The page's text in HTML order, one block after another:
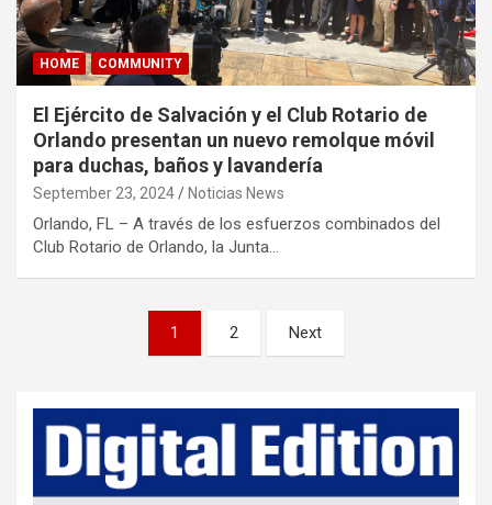
HOME COMMUNITY
El Ejército de Salvación y el Club Rotario de
Orlando presentan un nuevo remolque móvil
para duchas, baños y lavandería
September 23, 2024 Noticias News
Orlando, FL – A través de los esfuerzos combinados del
Club Rotario de Orlando, la Junta…
1 2 Next